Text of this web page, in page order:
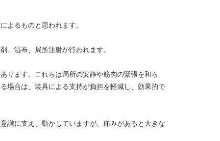
よるものと思われます。
、湿布、局所注射が行われます。
ります。これらは局所の安静や筋肉の緊張を和ら
場合は、装具による支持が負担を軽減し、効果的で
識に支え、動かしていますが、痛みがあると大きな